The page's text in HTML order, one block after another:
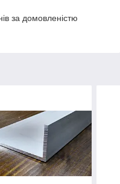
за домовленістю